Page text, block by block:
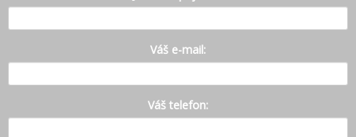
Váš e-mail:
Váš telefon: